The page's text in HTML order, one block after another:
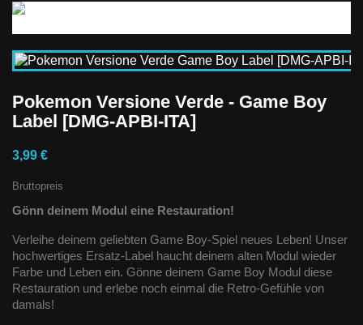
Pokemon Versione Verde - Game Boy
Label [DMG-APBI-ITA]
3,99 €
Bruttopreis
Gönn deinem Modul eine Restauration!
Verleihe deinem geliebten Game Boy-Spiel neues Leben! Unser
hochwertiges Ersatz-Label haucht deinem alten Modul wieder
Farbe und Leben ein. Gönne deinem Game Boy Modul diese
Restauration und erlebe noch einmal die Retro-Gefühle von
damals!